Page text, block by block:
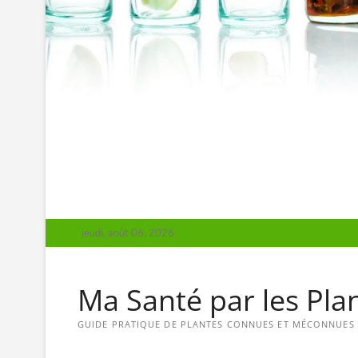
jeudi, août 06, 2026
Ma Santé par les
GUIDE PRATIQUE DE PLANTES CONNUES ET MÉCONNUES